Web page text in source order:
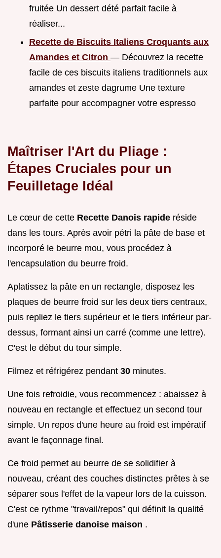
fruitée Un dessert dété parfait facile à
réaliser...
Recette de Biscuits Italiens Croquants aux
Amandes et Citron — Découvrez la recette
facile de ces biscuits italiens traditionnels aux
amandes et zeste dagrume Une texture
parfaite pour accompagner votre espresso
Maîtriser l'Art du Pliage :
Étapes Cruciales pour un
Feuilletage Idéal
Le cœur de cette Recette Danois rapide réside
dans les tours. Après avoir pétri la pâte de base et
incorporé le beurre mou, vous procédez à
l'encapsulation du beurre froid.
Aplatissez la pâte en un rectangle, disposez les
plaques de beurre froid sur les deux tiers centraux,
puis repliez le tiers supérieur et le tiers inférieur par-
dessus, formant ainsi un carré (comme une lettre).
C'est le début du tour simple.
Filmez et réfrigérez pendant 30 minutes.
Une fois refroidie, vous recommencez : abaissez à
nouveau en rectangle et effectuez un second tour
simple. Un repos d'une heure au froid est impératif
avant le façonnage final.
Ce froid permet au beurre de se solidifier à
nouveau, créant des couches distinctes prêtes à se
séparer sous l'effet de la vapeur lors de la cuisson.
C'est ce rythme "travail/repos" qui définit la qualité
d'une Pâtisserie danoise maison .